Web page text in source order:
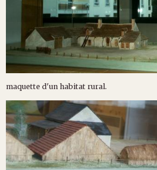
maquette d'un habitat rural.